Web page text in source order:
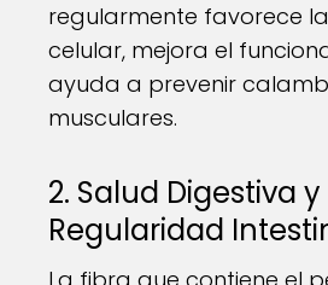
regularmente favorece
celular, mejora el
ayuda a prevenir
musculares.
2. Salud Digestiva y
Regularidad